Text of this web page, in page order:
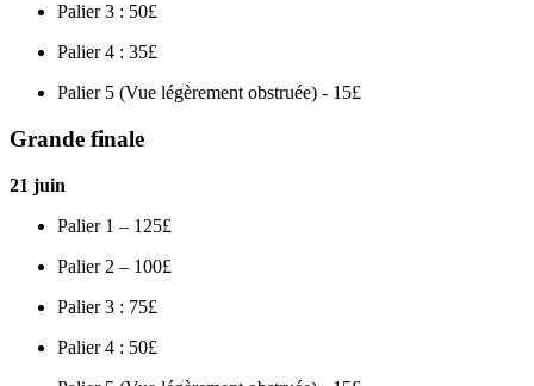
Palier 3 : 50£
Palier 4 : 35£
Palier 5 (Vue légèrement obstruée) - 15£
Grande finale
21 juin
Palier 1 – 125£
Palier 2 – 100£
Palier 3 : 75£
Palier 4 : 50£